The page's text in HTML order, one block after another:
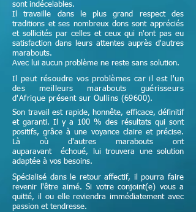
sont indécelables.
Il travaille dans le plus grand respect des
traditions et ses nombreux dons sont appréciés
et sollicités par celles et ceux qui n'ont pas eu
satisfaction dans leurs attentes auprès d'autres
marabouts.
Avec lui aucun problème ne reste sans solution.
Il peut résoudre vos problèmes car il est l'un
des meilleurs marabouts guérisseurs
d'Afrique présent sur Oullins (69600).
Son travail est rapide, honnête, efficace, définitif
et garanti. Il y a 100 % des résultats qui sont
positifs, grâce à une voyance claire et précise.
Là où d'autres marabouts ont
auparavant échoué, lui trouvera une solution
adaptée à vos besoins.
Spécialisé dans le retour affectif, il pourra faire
revenir l'être aimé. Si votre conjoint(e) vous a
quitté, il ou elle reviendra immédiatement avec
passion et tendresse.